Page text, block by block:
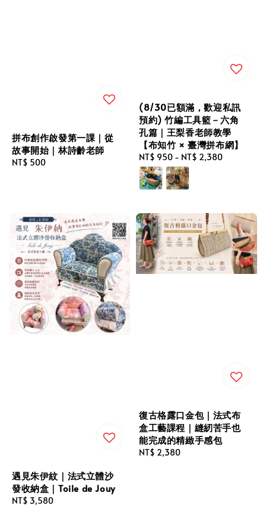
拼布創作啟發第一課｜從
故事開始｜林詩齡老師
Regular
NT$ 500
(8/30已額滿，歡迎私訊
預約) 竹編工具籃－六角
孔篇｜王梨香老師教學
【布知竹 × 臺灣拼布網】
Regular
price
NT$ 950 - NT$ 2,380
遇見朱伊紋｜法式立體沙
發收納盒｜Toile de Jouy
Regular
NT$ 3,580
復古格露口金包｜法式布
盒工藝課程｜縫紉苦手也
能完成的精緻手感包
Regular
NT$ 2,380